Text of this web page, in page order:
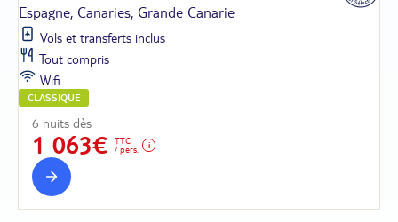
Espagne, Canaries, Grande Canarie
Vols et transferts inclus
Tout compris
Wifi
CLASSIQUE
6 nuits dès
1 063€
TTC
/ pers.